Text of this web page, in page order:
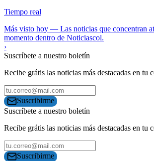
Tiempo real
Más visto hoy — Las noticias que concentran
momento dentro de Noticiascol.
›
Suscríbete a nuestro boletín
Recibe grátis las noticias más destacadas en tu
Suscribirme
Suscríbete a nuestro boletín
Recibe grátis las noticias más destacadas en tu
Suscribirme